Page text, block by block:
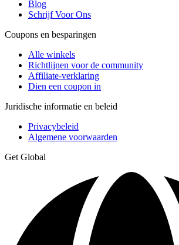
Blog
Schrijf Voor Ons
Coupons en besparingen
Alle winkels
Richtlijnen voor de community
Affiliate-verklaring
Dien een coupon in
Juridische informatie en beleid
Privacybeleid
Algemene voorwaarden
Get Global